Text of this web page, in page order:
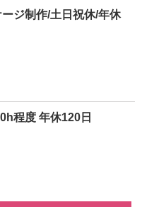
ジ制作/土日祝休/年休
程度 年休120日